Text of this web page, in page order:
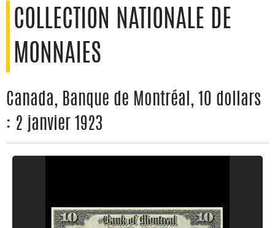
COLLECTION NATIONALE DE
MONNAIES
Canada, Banque de Montréal, 10 dollars
: 2 janvier 1923